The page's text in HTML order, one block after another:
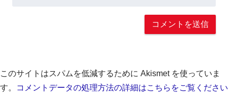
このサイトはスパムを低減するために Akismet を使っていま
す。
コメントデータの処理方法の詳細はこちらをご覧ください